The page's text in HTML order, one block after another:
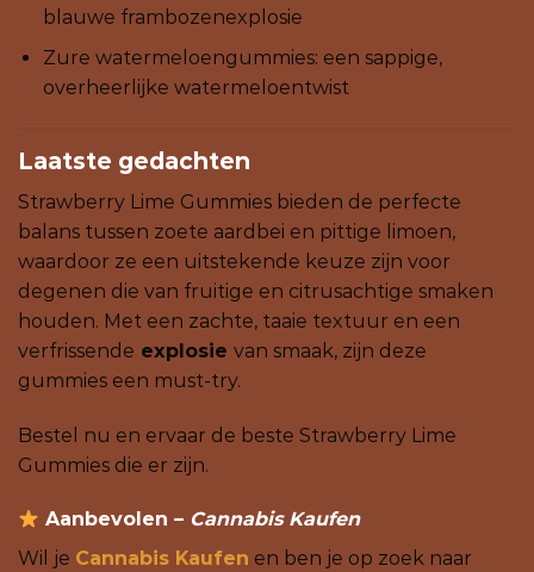
blauwe frambozenexplosie
Zure watermeloengummies: een sappige,
overheerlijke watermeloentwist
Laatste gedachten
Strawberry Lime Gummies bieden de perfecte
balans tussen zoete aardbei en pittige limoen,
waardoor ze een uitstekende keuze zijn voor
degenen die van fruitige en citrusachtige smaken
houden. Met een zachte, taaie textuur en een
verfrissende explosie van smaak, zijn deze
gummies een must-try.
Bestel nu en ervaar de beste Strawberry Lime
Gummies die er zijn.
Aanbevolen – Cannabis Kaufen
Wil je Cannabis Kaufen en ben je op zoek naar